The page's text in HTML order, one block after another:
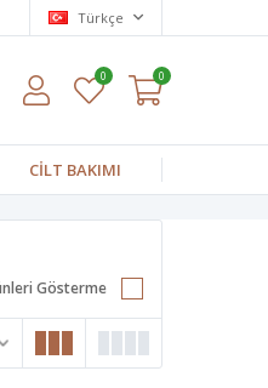
Türkçe
0 0
CİLT BAKIMI
Gösterme